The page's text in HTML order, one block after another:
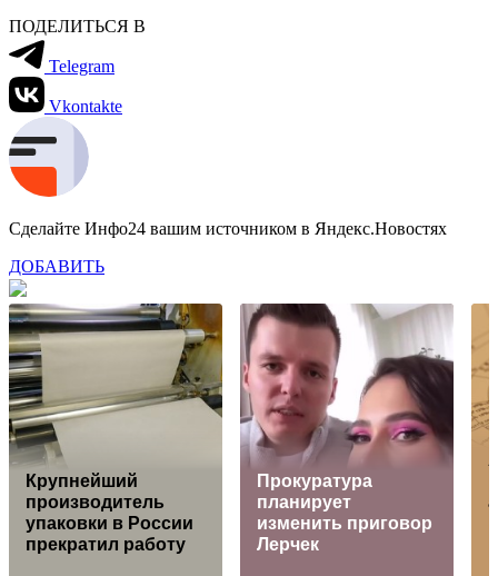
ПОДЕЛИТЬСЯ В
Telegram
Vkontakte
Сделайте Инфо24 вашим источником в Яндекс.Новостях
ДОБАВИТЬ
Крупнейший
производитель
упаковки в России
прекратил работу
Прокуратура
планирует
изменить приговор
Лерчек